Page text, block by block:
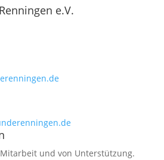
e.V.
und von Unterstützung.